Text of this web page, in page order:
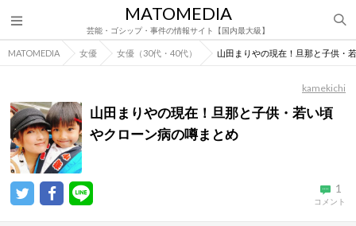
MATOMEDIA
芸能・ゴシップ・事件の情報サイト【国内最大級】
MATOMEDIA 女優 女優（30代・40代） 山田まりやの現在！旦那と子供・
kamekichi
山田まりやの現在！旦那と子供・若い頃
やクローン病の噂まとめ
1
コメント